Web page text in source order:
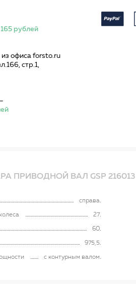
165 рублей
офиса forsto.ru
стр.1,
ПРИВОДНОЙ ВАЛ GSP 216013
справа
27
60
975,5
с контурным валом